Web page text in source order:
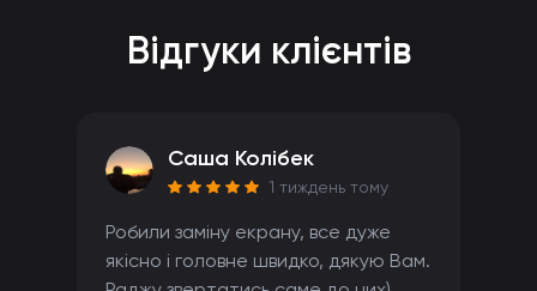
Відгуки клієнтів
Саша Колібек
1 тиждень тому
Робили заміну екрану, все дуже
якісно і головне швидко, дякую Вам.